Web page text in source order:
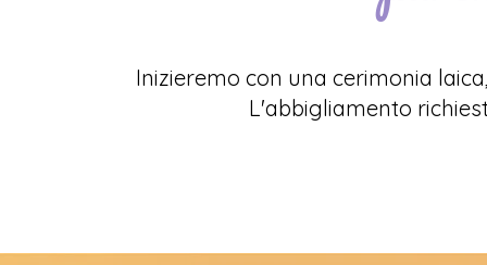
Inizieremo con una cerimonia
L'abbigliamento